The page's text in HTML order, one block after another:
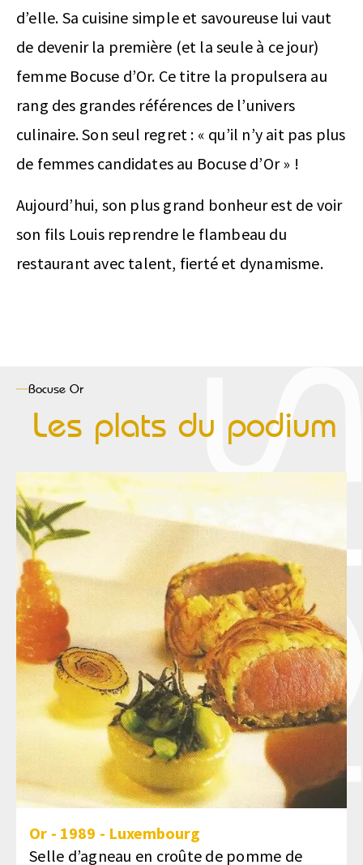
d’elle. Sa cuisine simple et savoureuse lui vaut
de devenir la première (et la seule à ce jour)
femme Bocuse d’Or. Ce titre la propulsera au
rang des grandes références de l’univers
culinaire. Son seul regret : « qu’il n’y ait pas plus
de femmes candidates au Bocuse d’Or » !
Aujourd’hui, son plus grand bonheur est de voir
son fils Louis reprendre le flambeau du
restaurant avec talent, fierté et dynamisme.
Bocuse Or
Les plats du podium
Or - 1989 - Luxembourg
Selle d’agneau en croûte de pomme de